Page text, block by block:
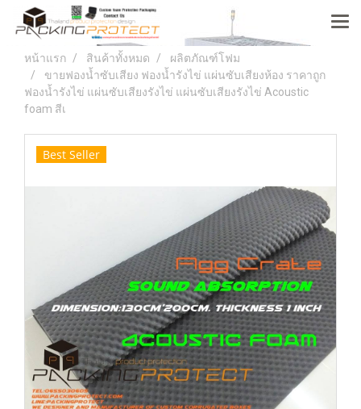
หน้าแรก สินค้าทั้งหมด
ผลิตภัณฑ์โฟม
ขายฟองน้ำซับเสียง ฟองน้ำรังไข่ แผ่นซับเสียงห้อง ราคาถูก
ฟองน้ำรังไข่ แผ่นซับเสียงรังไข่ แผ่นซับเสียงรังไข่ Acoustic
foam สีเ
Best Seller